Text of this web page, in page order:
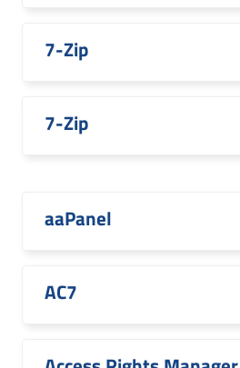
7-Zip
7-Zip
aaPanel
AC7